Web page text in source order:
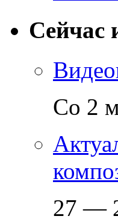
Сейчас
Со 2
27 —